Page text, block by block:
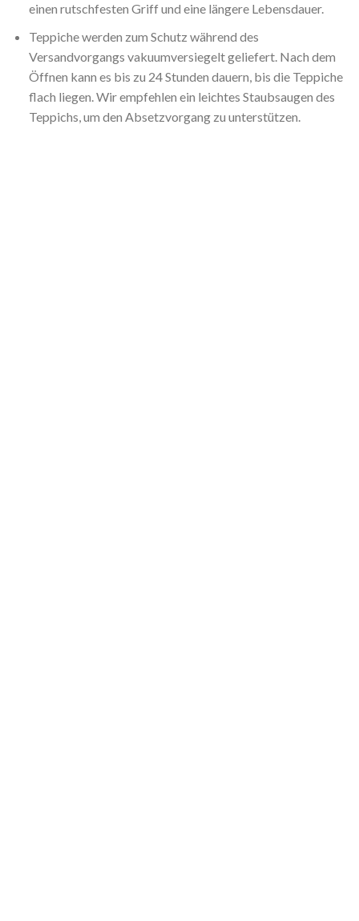
einen rutschfesten Griff und eine längere Lebensdauer.
Teppiche werden zum Schutz während des
Versandvorgangs vakuumversiegelt geliefert. Nach dem
Öffnen kann es bis zu 24 Stunden dauern, bis die Teppiche
flach liegen. Wir empfehlen ein leichtes Staubsaugen des
Teppichs, um den Absetzvorgang zu unterstützen.